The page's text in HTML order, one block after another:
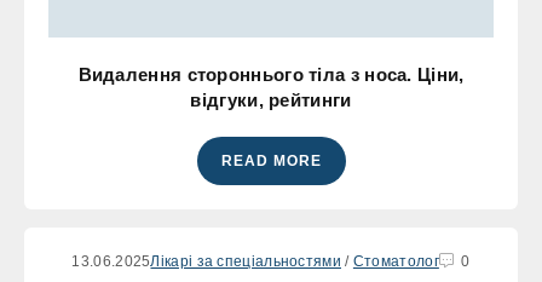
Видалення стороннього тіла з носа. Ціни,
відгуки, рейтинги
READ MORE
13.06.2025Лікарі за спеціальностями / Стоматолог 0